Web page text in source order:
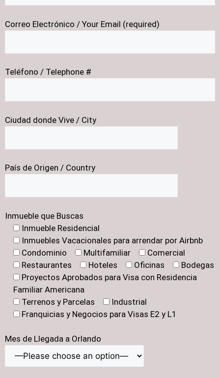
Correo Electrónico / Your Email (required)
Teléfono / Telephone #
Ciudad donde Vive / City
País de Origen / Country
Inmueble que Buscas
Inmueble Residencial
Inmuebles Vacacionales para arrendar por Airbnb
Condominio
Multifamiliar
Comercial
Restaurantes
Hoteles Oficinas
Bodegas
Proyectos Aprobados para Visa con Residencia
Familiar Americana
Terrenos y Parcelas
Industrial
Franquicias y Negocios para Visas E2 y L1
Mes de Llegada a Orlando